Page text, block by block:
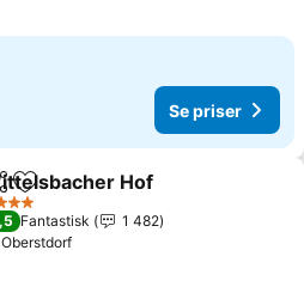
Se priser
Legg til i favoritter
Hof
Fantastisk
1 482
Oberstdorf